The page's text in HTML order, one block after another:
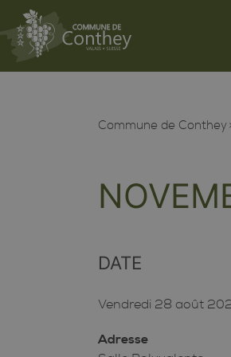
Commune de Conthey
DATE
Vendredi 28 août
Adresse